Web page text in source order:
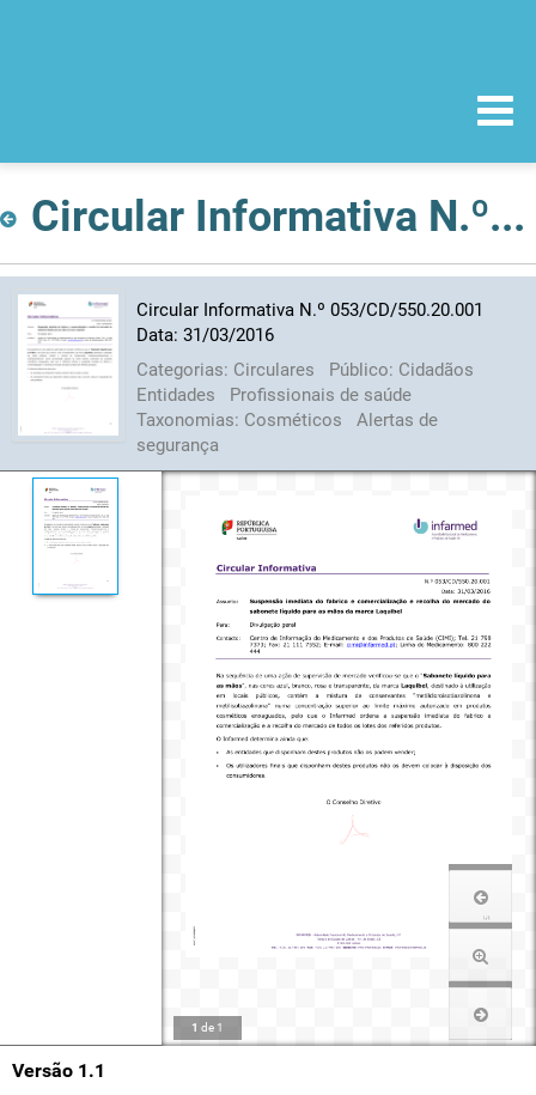
Circular Informativa N.º 053/CD/550.20.001 Data: 31/03/2016
Circular Informativa N.º 053/CD/550.20.001
Data: 31/03/2016
Categorias: Circulares Público: Cidadãos
Entidades
Profissionais de saúde
Taxonomias: Cosméticos
Alertas de
segurança
1 de 1
Versão 1.1